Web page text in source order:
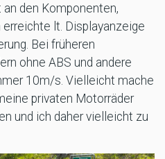
den Komponenten,
lt. Displayanzeige
Bei früheren
ohne ABS und andere
10m/s. Vielleicht mache
privaten Motorräder
und ich daher vielleicht zu